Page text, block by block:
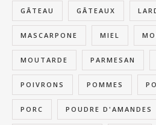
GÂTEAU GÂTEAUX
MASCARPONE MIEL
MOUTARDE PARMESAN
POIVRONS POMMES
PORC POUDRE D'AMANDES